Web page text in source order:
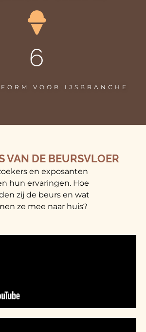
6
VOOR IJSBRANCHE
VAN DE BEURSVLOER
en exposanten
hun ervaringen. Hoe
zij de beurs en wat
ze mee naar huis?